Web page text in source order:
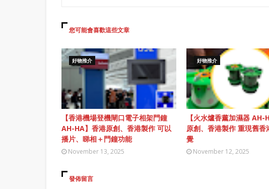
您可能會喜歡這些文章
好物推介
【香港機場登機閘口電子相架門鐘
AH-HA】香港原創、香港製作 可以
播片、睇相＋門鐘功能
November 13, 2025
好物推介
【火水爐香薰加濕器 AH-
原創、香港製作 重現舊香
覺
November 12, 2025
發佈留言